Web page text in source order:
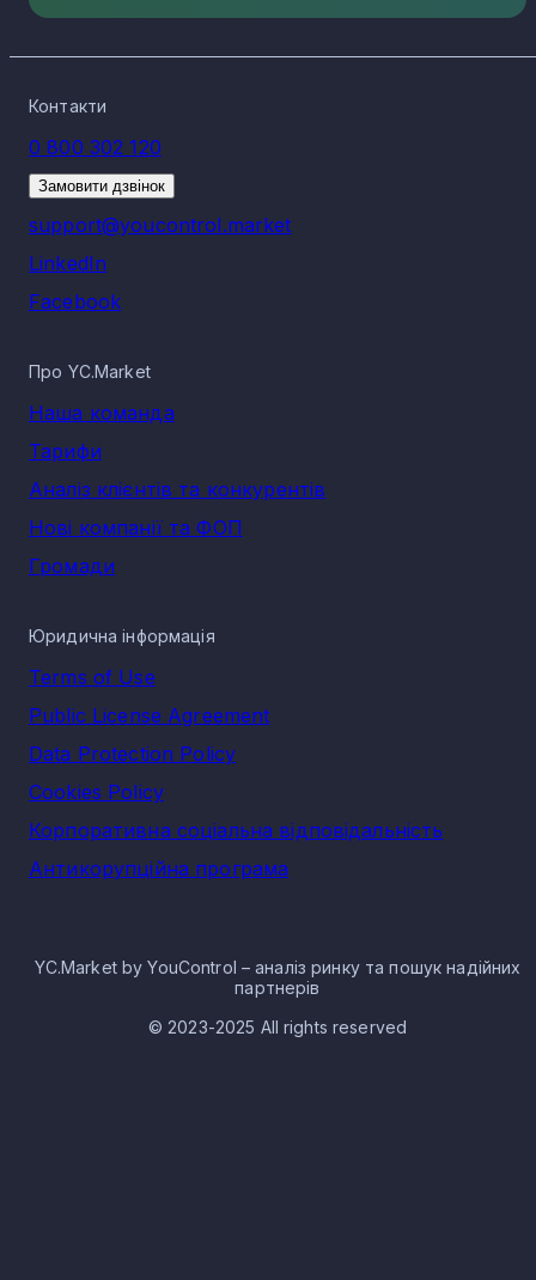
Контакти
0 800 302 120
Замовити дзвінок
support@youcontrol.market
LinkedIn
Facebook
Про YC.Market
Наша команда
Тарифи
Аналіз клієнтів та конкурентів
Нові компанії та ФОП
Громади
Юридична інформація
Terms of Use
Public License Agreement
Data Protection Policy
Cookies Policy
Корпоративна соціальна відповідальність
Антикорупційна програма
YC.Market by YouControl – аналіз ринку та пошук надійних
партнерів
© 2023-2025 All rights reserved